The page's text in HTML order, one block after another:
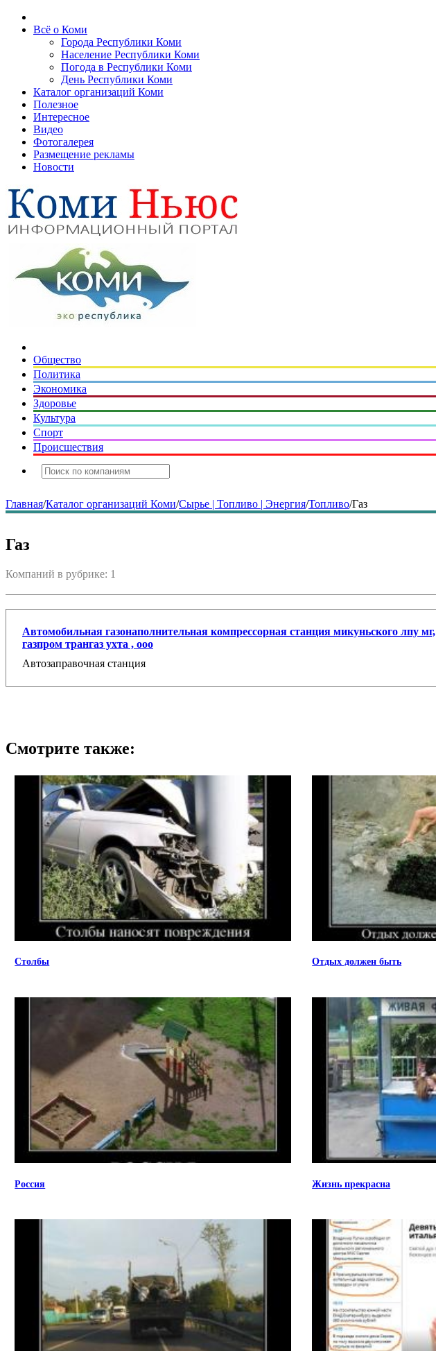
Всё о Коми
Города Республики Коми
Население Республики Коми
Погода в Республики Коми
День Республики Коми
Каталог организаций Коми
Полезное
Интересное
Видео
Фотогалерея
Размещение рекламы
Новости
Общество
Политика
Экономика
Здоровье
Культура
Спорт
Происшествия
Главная/Каталог организаций Коми/Сырье | Топливо | Энергия/Топливо/Газ
Газ
Компаний в рубрике: 1
Автомобильная газонаполнительная компрессорная станция микуньского лпу мг,
газпром трангаз ухта , ооо
Автозаправочная станция
Смотрите также:
Столбы Отдых должен быть
Россия Жизнь прекрасна